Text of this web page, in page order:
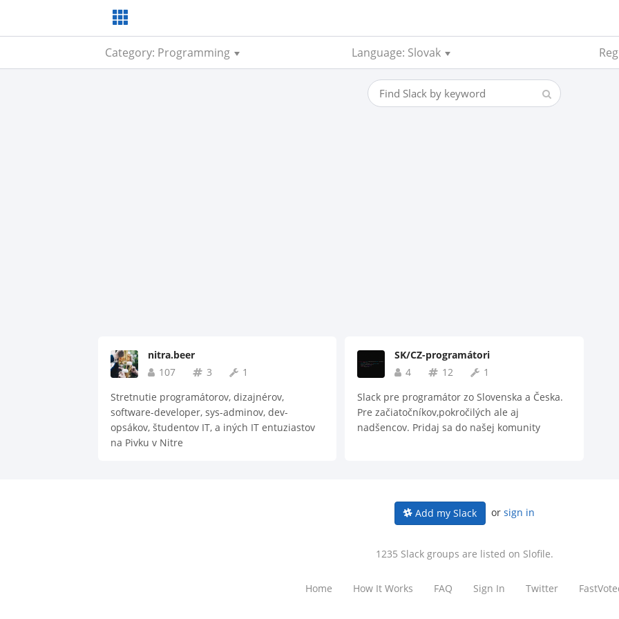
Category: Programming Language: Slovak
nitra.beer
107
3
1
Stretnutie programátorov, dizajnérov,
software-developer, sys-adminov, dev-
opsákov, študentov IT, a iných IT entuziastov
na Pivku v Nitre
SK/CZ-programátori
4
12
1
Slack pre programátor zo Slovenska a Česka.
Pre začiatočníkov,pokročilých ale aj
nadšencov. Pridaj sa do našej komunity
Add my Slack or sign in
1235 Slack groups are listed on Slofile.
Home How It Works FAQ Sign In Twitter